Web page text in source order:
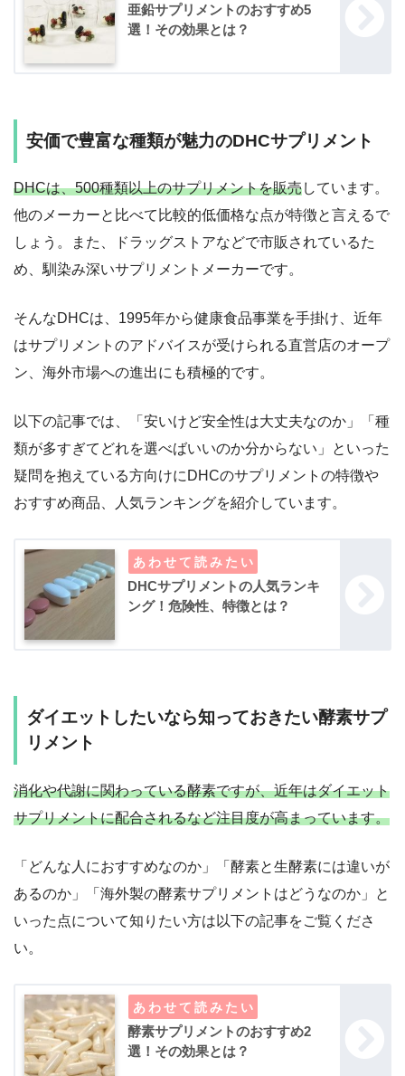
亜鉛サプリメントのおすすめ5
選！その効果とは？
安価で豊富な種類が魅力のDHCサプリメント
DHCは、500種類以上のサプリメントを販売しています。
他のメーカーと比べて比較的低価格な点が特徴と言えるで
しょう。また、ドラッグストアなどで市販されているた
め、馴染み深いサプリメントメーカーです。
そんなDHCは、1995年から健康食品事業を手掛け、近年
はサプリメントのアドバイスが受けられる直営店のオープ
ン、海外市場への進出にも積極的です。
以下の記事では、「安いけど安全性は大丈夫なのか」「種
類が多すぎてどれを選べばいいのか分からない」といった
疑問を抱えている方向けにDHCのサプリメントの特徴や
おすすめ商品、人気ランキングを紹介しています。
DHCサプリメントの人気ランキ
ング！危険性、特徴とは？
ダイエットしたいなら知っておきたい酵素サプ
リメント
消化や代謝に関わっている酵素ですが、近年はダイエット
サプリメントに配合されるなど注目度が高まっています。
「どんな人におすすめなのか」「酵素と生酵素には違いが
あるのか」「海外製の酵素サプリメントはどうなのか」と
いった点について知りたい方は以下の記事をご覧くださ
い。
酵素サプリメントのおすすめ2
選！その効果とは？